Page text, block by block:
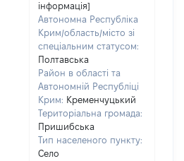
інформація]
Автономна Республіка
Крим/область/місто зі
спеціальним статусом:
Полтавська
Район в області та
Автономній Республіці
Крим: Кременчуцький
Територіальна громада:
Пришибська
Тип населеного пункту:
Село